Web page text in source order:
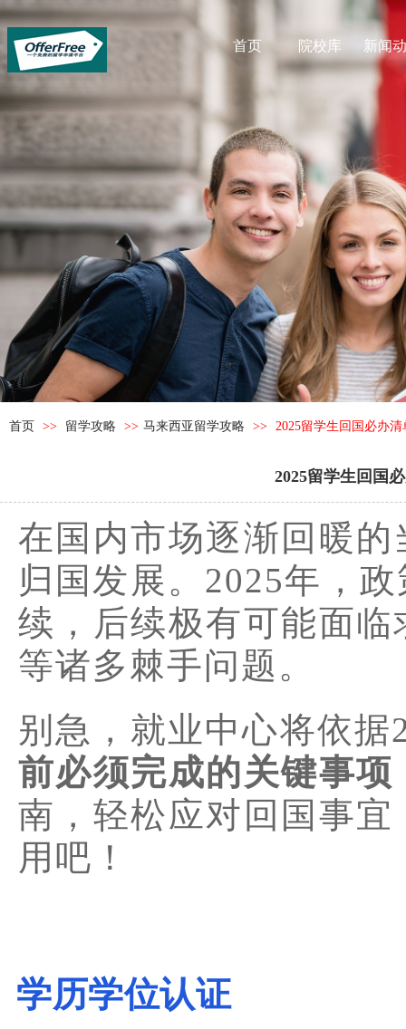
首页 院校库 新闻
首页 >> 留学攻略 >> 马来西亚留学攻略 >> 2025留学生回国必办
2025留学生回国
在国内市场逐渐回暖
归国发展。2025年，
续，后续极有可能面
等诸多棘手问题。
别急，就业中心将依
前必须完成的关键事项
南，轻松应对回国事
用吧！
学历学位认证